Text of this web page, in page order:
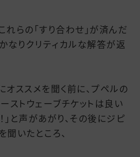
れらの「すり合わせ」が済んだ
かなりクリティカルな解答が返
オススメを聞く前に、プペルの
ーストウェーブチケットは良い
」と声があがり、その後にジピ
聞いたところ、